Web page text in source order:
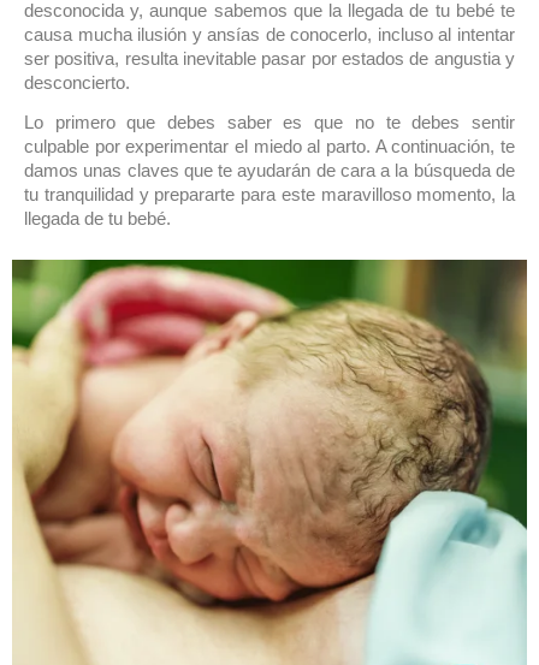
desconocida y, aunque sabemos que la llegada de tu bebé te
causa mucha ilusión y ansías de conocerlo, incluso al intentar
ser positiva, resulta inevitable pasar por estados de angustia y
desconcierto.
Lo primero que debes saber es que no te debes sentir
culpable por experimentar el miedo al parto. A continuación, te
damos unas claves que te ayudarán de cara a la búsqueda de
tu tranquilidad y prepararte para este maravilloso momento, la
llegada de tu bebé.